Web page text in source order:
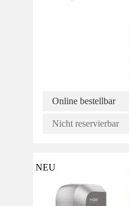
Online bestellbar
Nicht reservierbar
NEU